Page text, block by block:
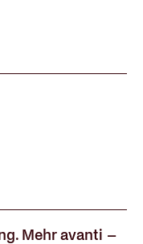
Mehr avanti –